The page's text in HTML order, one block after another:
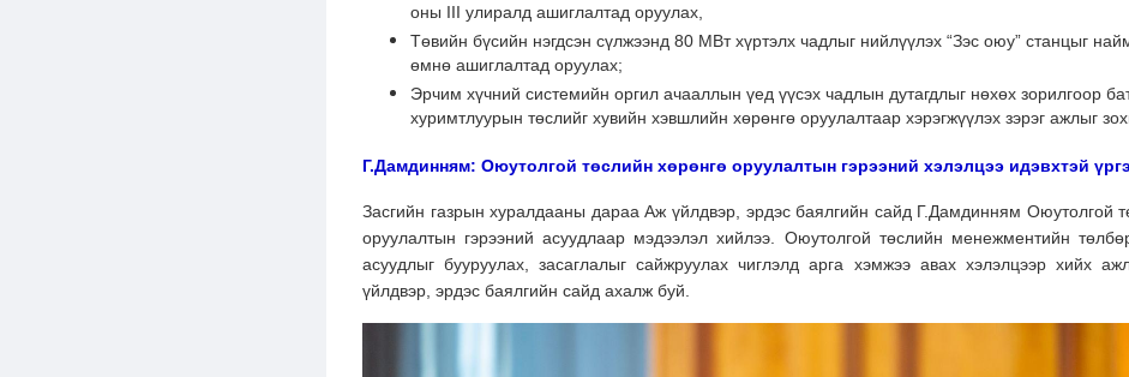
оны III улиралд ашиглалтад оруулах,
Төвийн бүсийн нэгдсэн сүлжээнд 80 МВт хүртэлх чадлыг нийлүүлэх “Зэс оюу” станцыг
өмнө ашиглалтад оруулах;
Эрчим хүчний системийн оргил ачааллын үед үүсэх чадлын дутагдлыг нөхөх зорилгоор
хуримтлуурын төслийг хувийн хэвшлийн хөрөнгө оруулалтаар хэрэгжүүлэх зэрэг ажлыг
Г.Дамдинням: Оюутолгой төслийн хөрөнгө оруулалтын гэрээний хэлэлцээ идэвхтэй
Засгийн газрын хуралдааны дараа Аж үйлдвэр, эрдэс баялгийн сайд Г.Дамдинням Оюутолгой
оруулалтын гэрээний асуудлаар мэдээлэл хийлээ. Оюутолгой төслийн менежментийн
асуудлыг бууруулах, засаглалыг сайжруулах чиглэлд арга хэмжээ авах хэлэлцээр хийх а
үйлдвэр, эрдэс баялгийн сайд ахалж буй.